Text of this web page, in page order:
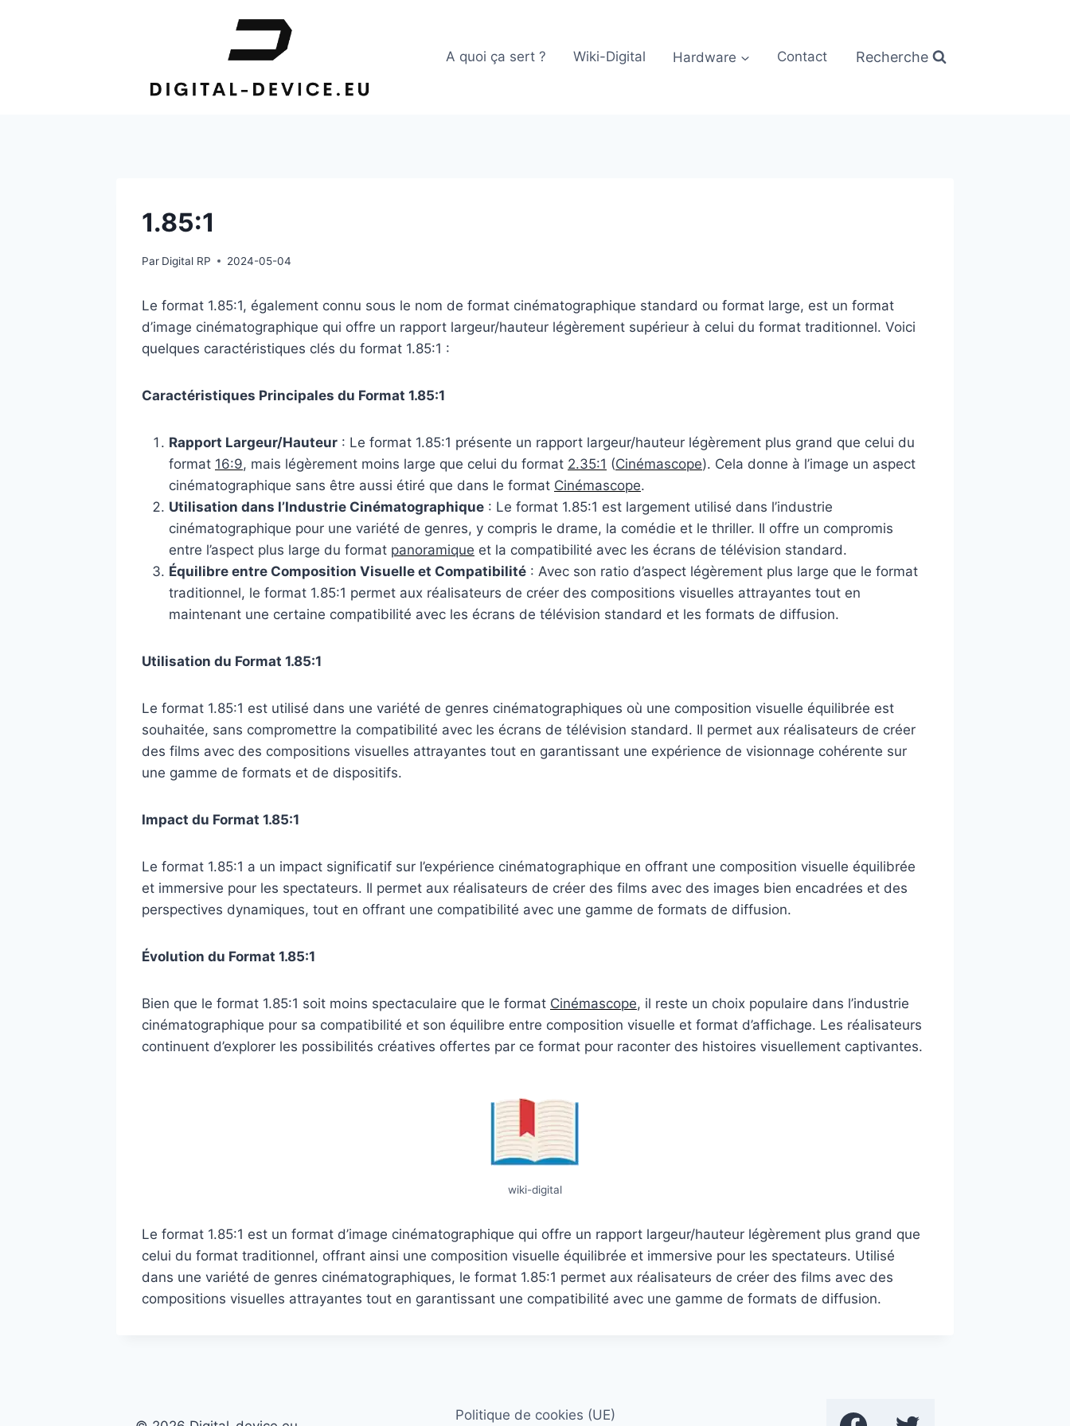
A quoi ça sert ? Wiki-Digital Hardware Contact Recherche
1.85:1
Par Digital RP 2024-05-04
Le format 1.85:1, également connu sous le nom de format cinématographique standard ou format large, est un format
d’image cinématographique qui offre un rapport largeur/hauteur légèrement supérieur à celui du format traditionnel. Voici
quelques caractéristiques clés du format 1.85:1 :
Caractéristiques Principales du Format 1.85:1
Rapport Largeur/Hauteur : Le format 1.85:1 présente un rapport largeur/hauteur légèrement plus grand que celui du
format 16:9, mais légèrement moins large que celui du format 2.35:1 (Cinémascope). Cela donne à l’image un aspect
cinématographique sans être aussi étiré que dans le format Cinémascope.
Utilisation dans l’Industrie Cinématographique : Le format 1.85:1 est largement utilisé dans l’industrie
cinématographique pour une variété de genres, y compris le drame, la comédie et le thriller. Il offre un compromis
entre l’aspect plus large du format panoramique et la compatibilité avec les écrans de télévision standard.
Équilibre entre Composition Visuelle et Compatibilité : Avec son ratio d’aspect légèrement plus large que le format
traditionnel, le format 1.85:1 permet aux réalisateurs de créer des compositions visuelles attrayantes tout en
maintenant une certaine compatibilité avec les écrans de télévision standard et les formats de diffusion.
Utilisation du Format 1.85:1
Le format 1.85:1 est utilisé dans une variété de genres cinématographiques où une composition visuelle équilibrée est
souhaitée, sans compromettre la compatibilité avec les écrans de télévision standard. Il permet aux réalisateurs de créer
des films avec des compositions visuelles attrayantes tout en garantissant une expérience de visionnage cohérente sur
une gamme de formats et de dispositifs.
Impact du Format 1.85:1
Le format 1.85:1 a un impact significatif sur l’expérience cinématographique en offrant une composition visuelle équilibrée
et immersive pour les spectateurs. Il permet aux réalisateurs de créer des films avec des images bien encadrées et des
perspectives dynamiques, tout en offrant une compatibilité avec une gamme de formats de diffusion.
Évolution du Format 1.85:1
Bien que le format 1.85:1 soit moins spectaculaire que le format Cinémascope, il reste un choix populaire dans l’industrie
cinématographique pour sa compatibilité et son équilibre entre composition visuelle et format d’affichage. Les réalisateurs
continuent d’explorer les possibilités créatives offertes par ce format pour raconter des histoires visuellement captivantes.
wiki-digital
Le format 1.85:1 est un format d’image cinématographique qui offre un rapport largeur/hauteur légèrement plus grand que
celui du format traditionnel, offrant ainsi une composition visuelle équilibrée et immersive pour les spectateurs. Utilisé
dans une variété de genres cinématographiques, le format 1.85:1 permet aux réalisateurs de créer des films avec des
compositions visuelles attrayantes tout en garantissant une compatibilité avec une gamme de formats de diffusion.
Politique de cookies (UE)